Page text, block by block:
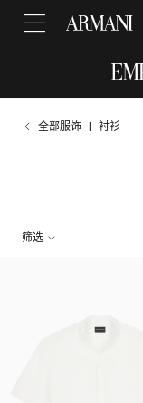
全部服饰 衬衫
筛选